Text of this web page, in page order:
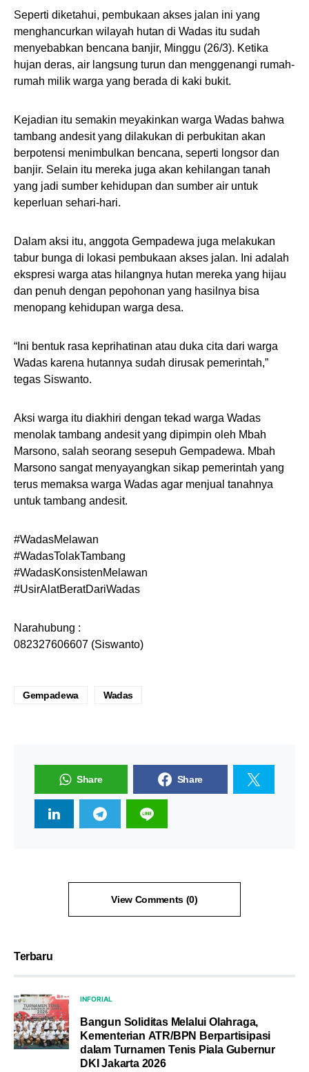
Seperti diketahui, pembukaan akses jalan ini yang
menghancurkan wilayah hutan di Wadas itu sudah
menyebabkan bencana banjir, Minggu (26/3). Ketika
hujan deras, air langsung turun dan menggenangi rumah-
rumah milik warga yang berada di kaki bukit.
Kejadian itu semakin meyakinkan warga Wadas bahwa
tambang andesit yang dilakukan di perbukitan akan
berpotensi menimbulkan bencana, seperti longsor dan
banjir. Selain itu mereka juga akan kehilangan tanah
yang jadi sumber kehidupan dan sumber air untuk
keperluan sehari-hari.
Dalam aksi itu, anggota Gempadewa juga melakukan
tabur bunga di lokasi pembukaan akses jalan. Ini adalah
ekspresi warga atas hilangnya hutan mereka yang hijau
dan penuh dengan pepohonan yang hasilnya bisa
menopang kehidupan warga desa.
“Ini bentuk rasa keprihatinan atau duka cita dari warga
Wadas karena hutannya sudah dirusak pemerintah,”
tegas Siswanto.
Aksi warga itu diakhiri dengan tekad warga Wadas
menolak tambang andesit yang dipimpin oleh Mbah
Marsono, salah seorang sesepuh Gempadewa. Mbah
Marsono sangat menyayangkan sikap pemerintah yang
terus memaksa warga Wadas agar menjual tanahnya
untuk tambang andesit.
#WadasMelawan
#WadasTolakTambang
#WadasKonsistenMelawan
#UsirAlatBeratDariWadas
Narahubung :
082327606607 (Siswanto)
Gempadewa Wadas
Share Share
View Comments (0)
Terbaru
INFORIAL
Bangun Soliditas Melalui Olahraga,
Kementerian ATR/BPN Berpartisipasi
dalam Turnamen Tenis Piala Gubernur
DKI Jakarta 2026